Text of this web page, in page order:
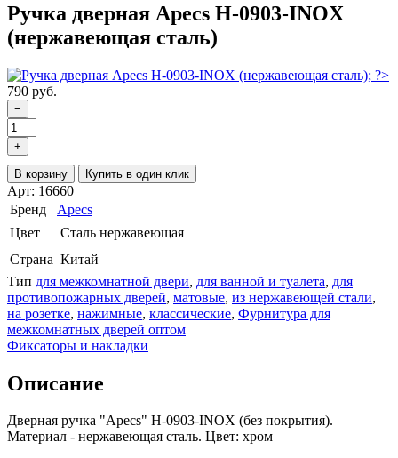
Ручка дверная Apecs H-0903-INOX
(нержавеющая сталь)
790 руб.
−
+
В корзину Купить в один клик
Арт: 16660
Бренд
Apecs
Цвет
Сталь нержавеющая
Страна Китай
Тип для межкомнатной двери, для ванной и туалета, для
противопожарных дверей, матовые, из нержавеющей стали,
на розетке, нажимные, классические, Фурнитура для
межкомнатных дверей оптом
Фиксаторы и накладки
Описание
Дверная ручка "Apecs" H-0903-INOX (без покрытия).
Материал - нержавеющая сталь. Цвет: хром